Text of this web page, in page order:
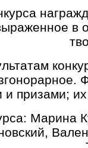
в
призами;
Марина